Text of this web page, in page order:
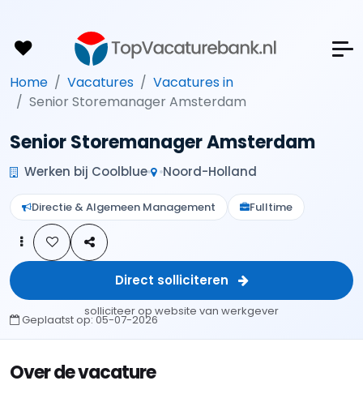
Home Vacatures
Vacatures in
Senior Storemanager Amsterdam
Senior Storemanager Amsterdam
Werken bij Coolblue Noord-Holland
Directie & Algemeen Management Fulltime
Direct solliciteren
solliciteer op website van werkgever
Geplaatst op:05-07-2026
Over de vacature